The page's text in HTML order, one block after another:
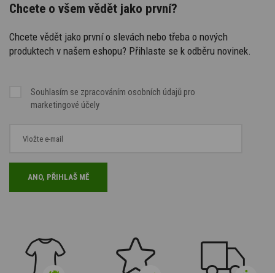
Chcete o všem vědět jako první?
Chcete vědět jako první o slevách nebo třeba o nových
produktech v našem eshopu? Přihlaste se k odběru novinek.
Souhlasím se zpracováním osobních údajů pro
marketingové účely